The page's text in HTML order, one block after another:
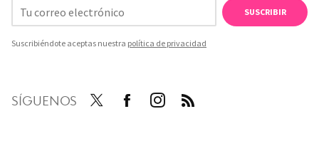
SUSCRIBIR
Suscribiéndote aceptas nuestra política de privacidad
SÍGUENOS